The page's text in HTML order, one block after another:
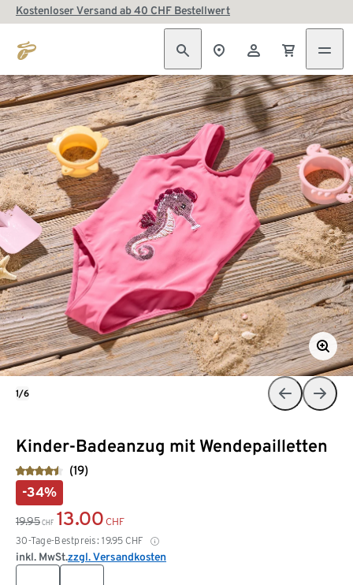
Kostenloser Versand ab 40 CHF Bestellwert
Kinder-Badeanzug mit Wendepailletten
(19)
-34%
19.95 CHF 13.00 CHF
30-Tage-Bestpreis: 19.95 CHF
inkl. MwSt.zzgl. Versandkosten
1/6